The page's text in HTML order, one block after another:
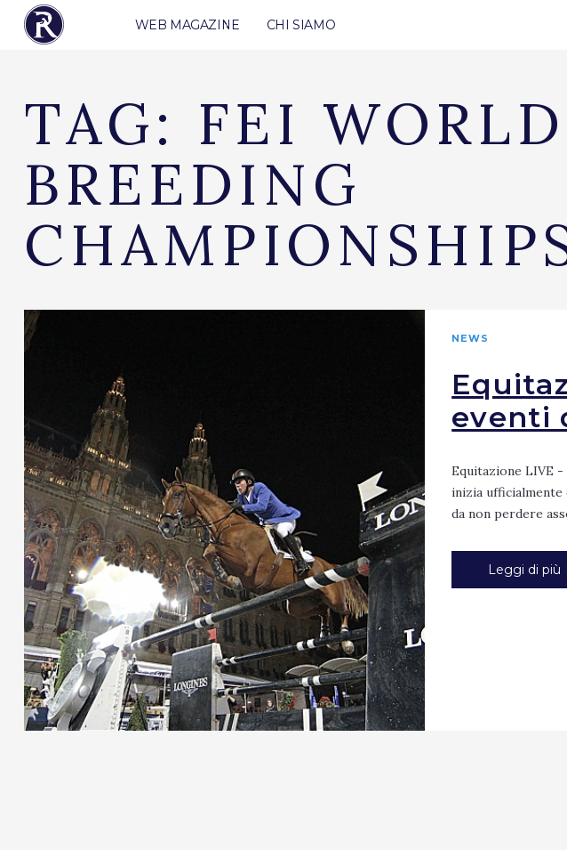
WEB MAGAZINE CHI SIAMO
TAG: FEI WORLD
BREEDING
NEWS
eventi
Equitazione LIVE
inizia
da non perdere
Leggi di più